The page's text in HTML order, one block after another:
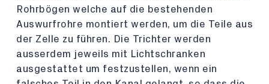
Rohrbögen welche auf die bestehenden
Auswurfrohre montiert werden, um die Teile aus
der Zelle zu führen. Die Trichter werden
ausserdem jeweils mit Lichtschranken
ausgestattet um festzustellen, wenn ein